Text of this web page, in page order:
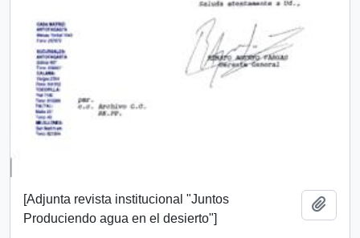
[Adjunta revista institucional "Juntos
Produciendo agua en el desierto"]